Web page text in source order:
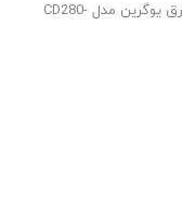
/ چند راهی برق یوگرین مدل CD280-